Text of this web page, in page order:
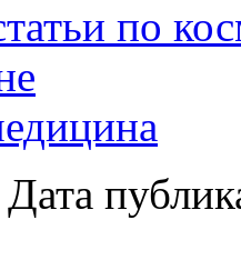
по
Дата